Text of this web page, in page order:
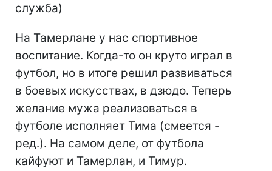
служба)
На Тамерлане у нас спортивное
воспитание. Когда-то он круто играл в
футбол, но в итоге решил развиваться
в боевых искусствах, в дзюдо. Теперь
желание мужа реализоваться в
футболе исполняет Тима (смеется -
ред.). На самом деле, от футбола
кайфуют и Тамерлан, и Тимур.